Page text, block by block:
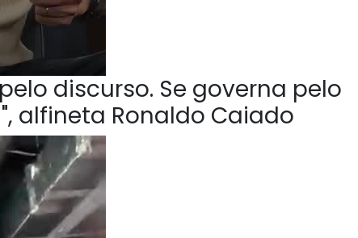
discurso. Se governa pelo
alfineta Ronaldo Caiado